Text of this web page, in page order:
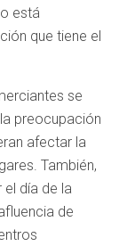
está
que tiene el
se
preocupación
afectar la
También,
el día de la
de